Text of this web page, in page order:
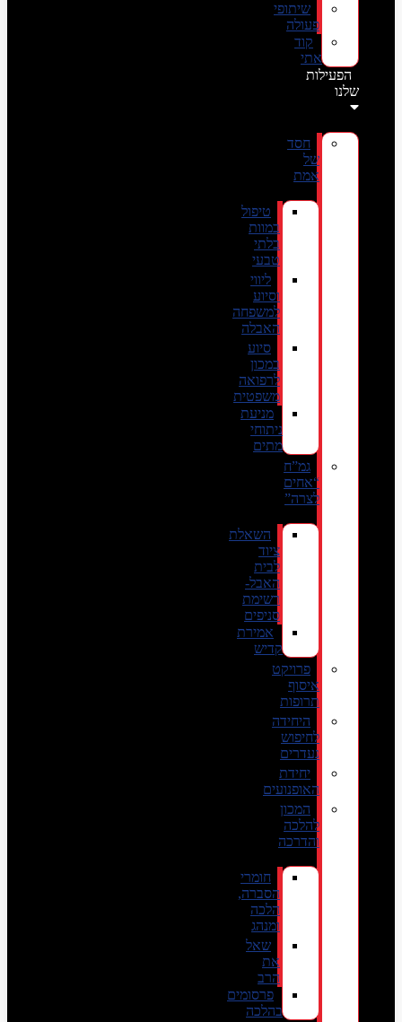
שיתופי
פעולה
קוד
אתי
הפעילות
שלנו
חסד
של
אמת
טיפול
במוות
בלתי
טבעי
ליווי
וסיוע
למשפחה
האבלה
סיוע
במכון
לרפואה
משפטית
מניעת
ניתוחי
מתים
גמ”ח
“אחים
לצרה”
השאלת
ציוד
לבית
האבל-
רשימת
סניפים
אמירת
קדיש
פרויקט
איסוף
תרופות
היחידה
לחיפוש
נעדרים
יחידת
האופנועים
המכון
להלכה
והדרכה
חומרי
הסברה,
הלכה
ומנהג
שאל
את
הרב
פרסומים
בהלכה